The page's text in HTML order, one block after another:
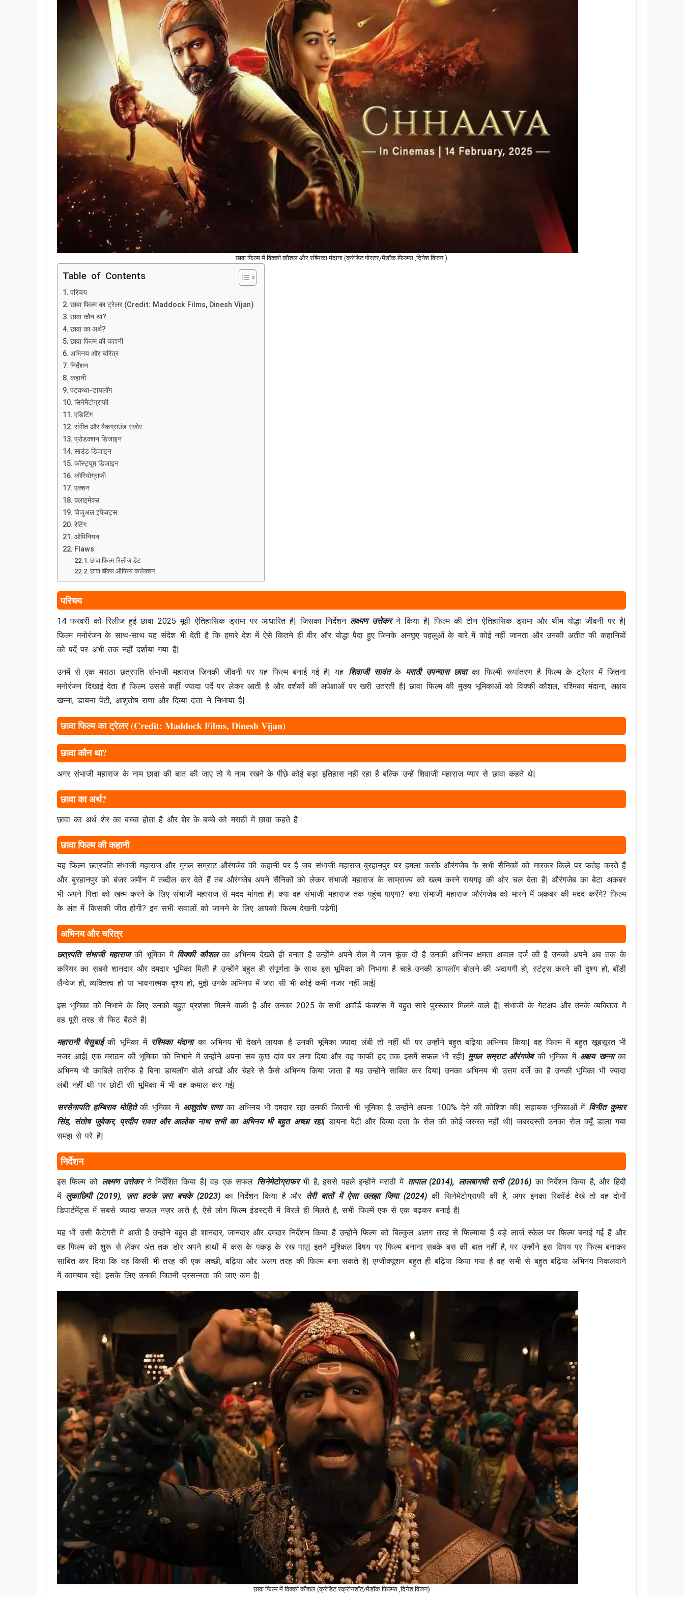
छावा फिल्म में विक्की कौशल और रश्मिका मंदाना (क्रेडिट:पोस्टर/मैडॉक फिल्म्स ,दिनेश विजन )
Table of Contents
परिचय
छावा फिल्म का ट्रेलर (Credit: Maddock Films, Dinesh Vijan)
छावा कौन था?
छावा का अर्थ?
छावा फिल्म की कहानी
अभिनय और चरित्र
निर्देशन
कहानी
पटकथा-डायलॉग
सिनेमैटोग्राफी
एडिटिंग
संगीत और बैकग्राउंड स्कोर
प्रोडक्शन डिजाइन
साउंड डिजाइन
कॉस्ट्यूम डिजाइन
कोरियोग्राफी
एक्शन
क्लाइमेक्स
विजुअल इफैक्ट्स
रेटिंग
ओपिनियन
Flaws
छावा फिल्म रिलीज़ डेट
छावा बॉक्स ऑफिस कलेक्शन
परिचय
14 फरवरी को रिलीज हुई छावा 2025 मूवी ऐतिहासिक ड्रामा पर आधारित है| जिसका निर्देशन लक्ष्मण उत्तेकरने किया है| फिल्म की टोन ऐतिहासिक ड्रामा और थीम योद्धा जीवनी पर है|
फिल्म मनोरंजन के साथ-साथ यह संदेश भी देती है कि हमारे देश में ऐसे कितने ही वीर और योद्धा पैदा हुए जिनके अनछुए पहलुओं के बारे में कोई नहीं जानता और उनकी अतीत की कहानियों
को पर्दे पर अभी तक नहीं दर्शाया गया है|
उनमें से एक मराठा छत्रपति संभाजी महाराज जिनकी जीवनी पर यह फिल्म बनाई गई है| यह शिवाजी सावंतके मराठी उपन्यास छावाका फिल्मी रूपांतरण है फिल्म के ट्रेलर में जितना
मनोरंजन दिखाई देता है फिल्म उससे कहीं ज्यादा पर्दे पर लेकर आती है और दर्शकों की अपेक्षाओं पर खरी उतरती है| छावा फिल्म की मुख्य भूमिकाओं को विक्की कौशल, रश्मिका मंदाना, अक्षय
खन्ना, डायना पेंटी, आशुतोष राणा और दिव्या दत्ता ने निभाया है|
छावा फिल्म का ट्रेलर(Credit: Maddock Films, Dinesh Vijan)
छावा कौन था?
अगर संभाजी महाराज के नाम छावा की बात की जाए तो ये नाम रखने के पीछे कोई बड़ा इतिहास नहीं रहा है बल्कि उन्हें शिवाजी महाराज प्यार से छावा कहते थे|
छावा का अर्थ?
छावा का अर्थ शेर का बच्चा होता है और शेर के बच्चे को मराठी में छावा कहते है।
छावा फिल्म की कहानी
यह फिल्म छत्रपति संभाजी महाराज और मुगल सम्राट औरंगजेब की कहानी पर है जब संभाजी महाराज बुरहानपुर पर हमला करके औरंगजेब के सभी सैनिकों को मारकर किले पर फतेह करते हैं
और बुरहानपुर को बंजर जमीन में तब्दील कर देते हैं तब औरंगजेब अपने सैनिकों को लेकर संभाजी महाराज के साम्राज्य को खत्म करने रायगढ़ की ओर चल देता है| औरंगजेब का बेटा अकबर
भी अपने पिता को खत्म करने के लिए संभाजी महाराज से मदद मांगता है| क्या वह संभाजी महाराज तक पहुंच पाएगा? क्या संभाजी महाराज औरंगजेब को मारने में अकबर की मदद करेंगे? फिल्म
के अंत में किसकी जीत होगी? इन सभी सवालों को जानने के लिए आपको फिल्म देखनी पड़ेगी|
अभिनय और चरित्र
छत्रपति संभाजी महाराजकी भूमिका में विक्की कौशलका अभिनय देखते ही बनता है उन्होंने अपने रोल में जान फूंक दी है उनकी अभिनय क्षमता अव्वल दर्ज की है उनको अपने अब तक के
करियर का सबसे शानदार और दमदार भूमिका मिली है उन्होंने बहुत ही संपूर्णता के साथ इस भूमिका को निभाया है चाहे उनकी डायलॉग बोलने की अदायगी हो, स्टंट्स करने की दृश्य हो, बॉडी
लैंग्वेज हो, व्यक्तित्व हो या भावनात्मक दृश्य हो, मुझे उनके अभिनय में जरा सी भी कोई कमी नजर नहीं आई|
इस भूमिका को निभाने के लिए उनको बहुत प्रशंसा मिलने वाली है और उनका 2025 के सभी अवॉर्ड फंक्शंस में बहुत सारे पुरस्कार मिलने वाले है| संभाजी के गेटअप और उनके व्यक्तित्व में
वह पूरी तरह से फिट बैठते है|
महारानी येसुबाईकी भूमिका में रश्मिका मंदानाका अभिनय भी देखने लायक है उनकी भूमिका ज्यादा लंबी तो नहीं थी पर उन्होंने बहुत बढ़िया अभिनय किया| वह फिल्म में बहुत खूबसूरत भी
नजर आई| एक मराठन की भूमिका को निभाने में उन्होंने अपना सब कुछ दांव पर लगा दिया और वह काफी हद तक इसमें सफल भी रही| मुगल सम्राट औरंगजेबकी भूमिका में अक्षय खन्नाका
अभिनय भी काबिले तारीफ है बिना डायलॉग बोले आंखों और चेहरे से कैसे अभिनय किया जाता है यह उन्होंने साबित कर दिया| उनका अभिनय भी उत्तम दर्जे का है उनकी भूमिका भी ज्यादा
लंबी नहीं थी पर छोटी सी भूमिका में भी वह कमाल कर गई|
सरसेनापति हम्बिराव मोहितेकी भूमिका में आशुतोष राणाका अभिनय भी दमदार रहा उनकी जितनी भी भूमिका है उन्होंने अपना 100% देने की कोशिश की| सहायक भूमिकाओं में विनीत कुमार
सिंह, संतोष जुवेकर, प्रदीप रावत और आलोक नाथ सभी का अभिनय भी बहुत अच्छा रहा| डायना पेंटी और दिव्या दत्ता के रोल की कोई जरुरत नहीं थी| जबरदस्ती उनका रोल क्यूँ डाला गया
समझ से परे है|
निर्देशन
इस फिल्म को लक्ष्मण उत्तेकर ने निर्देशित किया है| वह एक सफल सिनेमेटोग्राफरभी है, इससे पहले इन्होंने मराठी में तापाल (2014), लालबागची रानी (2016) का निर्देशन किया है, और हिंदी
में लुकाछिपी (2019), ज़रा हटके ज़रा बचके (2023) का निर्देशन किया है और तेरी बातों में ऐसा उलझा जिया (2024)की सिनेमेटोग्राफी की है, अगर इनका रिकॉर्ड देखे तो वह दोनों
डिपार्टमेंट्स में सबसे ज्यादा सफल नज़र आते है, ऐसे लोग फिल्म इंडस्ट्री में विरले ही मिलते है, सभी फिल्में एक से एक बढ़कर बनाई है|
यह भी उसी कैटेगरी में आती है उन्होंने बहुत ही शानदार, जानदार और दमदार निर्देशन किया है उन्होंने फिल्म को बिल्कुल अलग तरह से फिल्माया है बड़े लार्ज स्केल पर फिल्म बनाई गई है और
वह फिल्म को शुरू से लेकर अंत तक डोर अपने हाथों में कस के पकड़ के रख पाए| इतने मुश्किल विषय पर फिल्म बनाना सबके बस की बात नहीं है, पर उन्होंने इस विषय पर फिल्म बनाकर
साबित कर दिया कि वह किसी भी तरह की एक अच्छी, बढ़िया और अलग तरह की फिल्म बना सकते है| एग्जीक्यूशन बहुत ही बढ़िया किया गया है वह सभी से बहुत बढ़िया अभिनय निकलवाने
में कामयाब रहे| इसके लिए उनकी जितनी प्रसन्नता की जाए कम है|
छावा फिल्म में विक्की कौशल (क्रेडिट:स्क्रीनशॉट/मैडॉक फिल्म्स ,दिनेश विजन)